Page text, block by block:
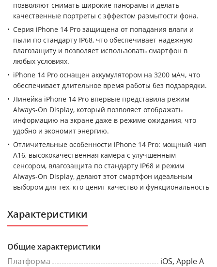
позволяют снимать широкие панорамы и делать
качественные портреты с эффектом размытости фона.
Серия iPhone 14 Pro защищена от попадания влаги и
пыли по стандарту IP68, что обеспечивает надежную
влагозащиту и позволяет использовать смартфон в
любых условиях.
iPhone 14 Pro оснащен аккумулятором на 3200 мАч, что
обеспечивает длительное время работы без подзарядки.
Линейка iPhone 14 Pro впервые представила режим
Always-On Display, который позволяет отображать
информацию на экране даже в режиме ожидания, что
удобно и экономит энергию.
Отличительные особенности iPhone 14 Pro: мощный чип
A16, высококачественная камера с улучшенным
сенсором, влагозащита по стандарту IP68 и режим
Always-On Display, делают этот смартфон идеальным
выбором для тех, кто ценит качество и функциональность
Характеристики
Общие характеристики
Платформа
iOS, Apple A